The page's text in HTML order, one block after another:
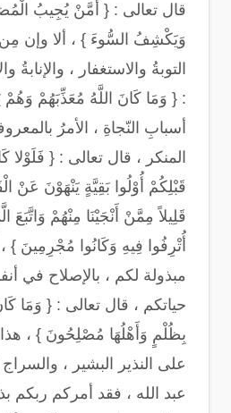
قال تعالى : { أَمَّنْ يُجِيبُ
وَيَكْشِفُ السُّوءَ } ، ألا وإن مِن
التوبةُ والاستغفار ، والإنابةُ
: { وَمَا كَانَ اللَّهُ مُعَذِّبَهُمْ
أسبابِ النّجاةِ ، الأمرُ
المنكر ، قال تعالى : {
قَبْلِكُمْ أُوْلُوا بَقِيَّةٍ يَنْهَوْنَ عَنْ
قَلِيلاً مِمَّنْ أَنْجَيْنَا مِنْهُمْ وَاتَّبَعَ
أُتْرِفُوا فِيهِ وَكَانُوا مُجْرِمِينَ }
مبذولة لكم ، بالإصلاح في
حياتكم ، قال تعالى : { وَمَا
بِظُلْمٍ وَأَهْلُهَا مُصْلِحُونَ } ،
على النذير البشير ،
عبد الله ، فقد أمركم ربكم